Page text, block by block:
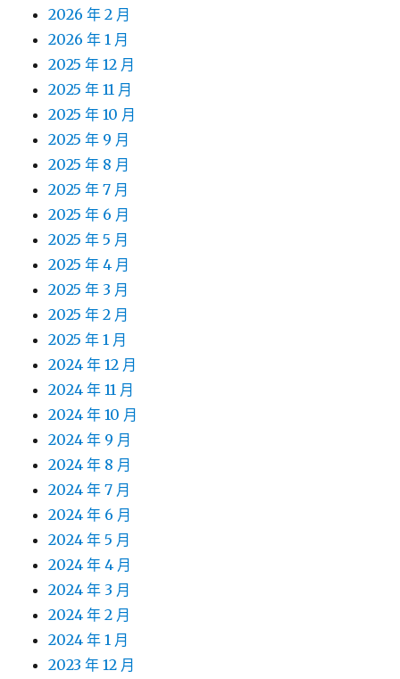
2026 年 2 月
2026 年 1 月
2025 年 12 月
2025 年 11 月
2025 年 10 月
2025 年 9 月
2025 年 8 月
2025 年 7 月
2025 年 6 月
2025 年 5 月
2025 年 4 月
2025 年 3 月
2025 年 2 月
2025 年 1 月
2024 年 12 月
2024 年 11 月
2024 年 10 月
2024 年 9 月
2024 年 8 月
2024 年 7 月
2024 年 6 月
2024 年 5 月
2024 年 4 月
2024 年 3 月
2024 年 2 月
2024 年 1 月
2023 年 12 月